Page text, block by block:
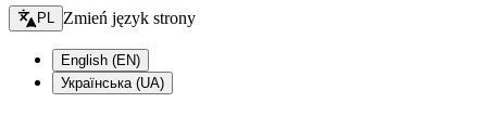
Zmień język - bieżący:
PL Zmień język strony
English (EN)
Українська (UA)